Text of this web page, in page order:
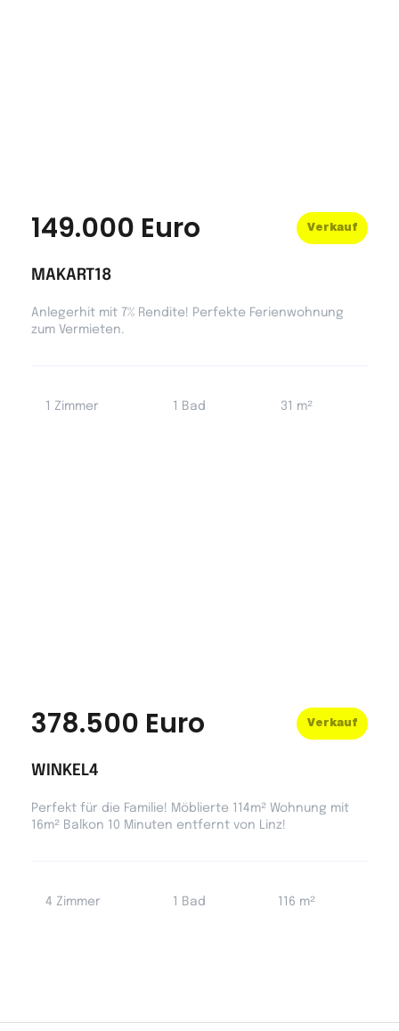
1 Zimmer 1 Bad 31 m²
Anlegerhit mit 7% Rendite! Perfekte Ferienwohnung
zum Vermieten.
MAKART18
149.000 Euro Verkauf
4 Zimmer 1 Bad 116 m²
Perfekt für die Familie! Möblierte 114m² Wohnung mit
16m² Balkon 10 Minuten entfernt von Linz!
WINKEL4
378.500 Euro Verkauf